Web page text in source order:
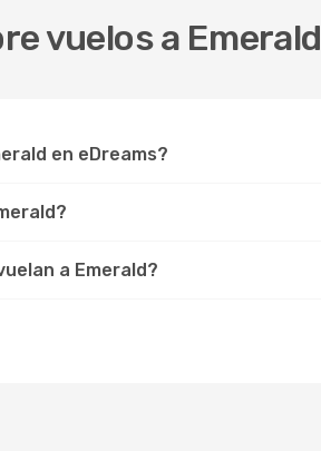
vuelos a Emerald
en eDreams?
a Emerald?